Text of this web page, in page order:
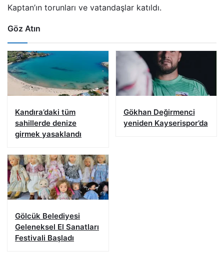
Kaptan’ın torunları ve vatandaşlar katıldı.
Göz Atın
Kandıra’daki tüm
sahillerde denize
girmek yasaklandı
Gökhan Değirmenci
yeniden Kayserispor’da
Gölcük Belediyesi
Geleneksel El Sanatları
Festivali Başladı